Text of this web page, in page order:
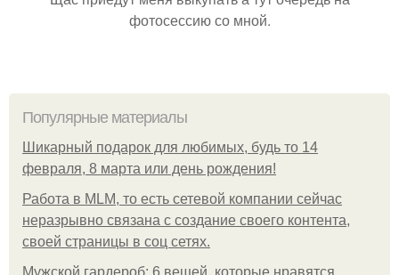
фотосессию со мной.
Популярные материалы
Шикарный подарок для любимых, будь то 14
февраля, 8 марта или день рождения!
Работа в MLM, то есть сетевой компании сейчас
неразрывно связана с создание своего контента,
своей страницы в соц сетях.